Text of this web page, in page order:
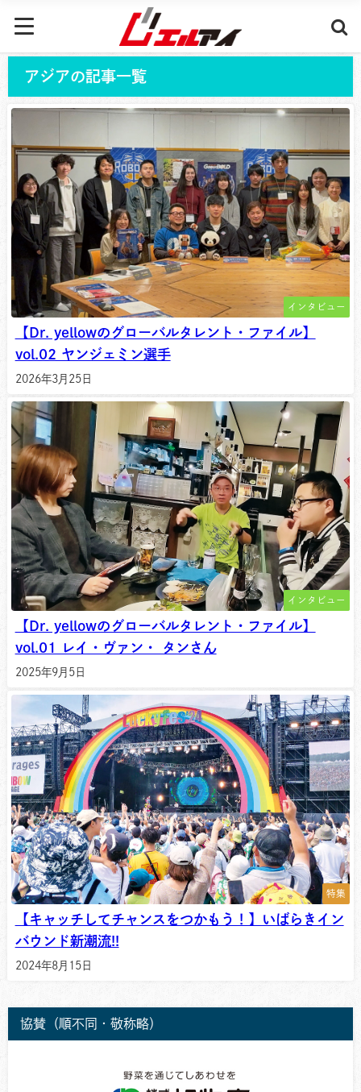
アジアの記事一覧
インタビュー
【Dr. yellowのグローバルタレント・ファイル】
vol.02 ヤンジェミン選手
2026年3月25日
インタビュー
【Dr. yellowのグローバルタレント・ファイル】
vol.01 レイ・ヴァン・ タンさん
2025年9月5日
特集
【キャッチしてチャンスをつかもう！】いばらきイン
バウンド新潮流!!
2024年8月15日
協賛（順不同・敬称略）